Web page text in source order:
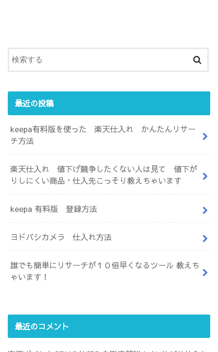
最近の投稿
keepa有料版を使った 楽天仕入れ かんたんリサー
チ方法
楽天仕入れ 値下げ競争したくない人は見て 値下が
りしにくい商品・仕入先こっそり教えちゃいます
keepa 有料版 登録方法
ヨドバシカメラ 仕入れ方法
誰でも簡単にリサーチが１０倍早くなるツール 教えち
ゃいます！
最近のコメント